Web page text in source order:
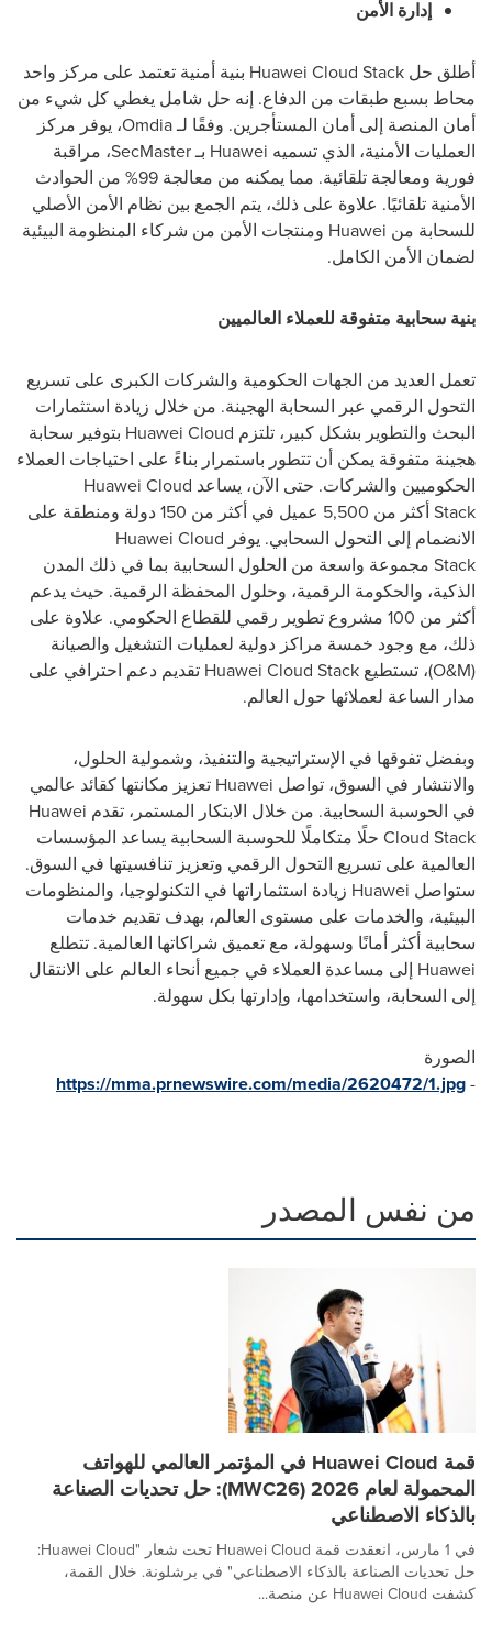
إدارة الأمن
أطلق حل Huawei Cloud Stack بنية أمنية تعتمد على مركز واحد
محاط بسبع طبقات من الدفاع. إنه حل شامل يغطي كل شيء من
أمان المنصة إلى أمان المستأجرين. وفقًا لـOmdia، يوفر مركز
العمليات الأمنية، الذي تسميه Huawei بـSecMaster، مراقبة
فورية ومعالجة تلقائية. مما يمكنه من معالجة 99% من الحوادث
الأمنية تلقائيًا. علاوة على ذلك، يتم الجمع بين نظام الأمن الأصلي
للسحابة من Huawei ومنتجات الأمن من شركاء المنظومة البيئية
لضمان الأمن الكامل.
بنية سحابية متفوقة للعملاء العالميين
تعمل العديد من الجهات الحكومية والشركات الكبرى على تسريع
التحول الرقمي عبر السحابة الهجينة. من خلال زيادة استثمارات
البحث والتطوير بشكل كبير، تلتزم Huawei Cloud بتوفير سحابة
هجينة متفوقة يمكن أن تتطور باستمرار بناءً على احتياجات العملاء
الحكوميين والشركات. حتى الآن، يساعد Huawei Cloud
Stack
أكثر من 5,500 عميل في أكثر من 150 دولة ومنطقة على
الانضمام إلى التحول السحابي. يوفر Huawei Cloud
Stack مجموعة واسعة من الحلول السحابية بما في ذلك المدن
الذكية، والحكومة الرقمية، وحلول المحفظة الرقمية. حيث يدعم
أكثر من 100 مشروع تطوير رقمي للقطاع الحكومي. علاوة على
ذلك، مع وجود خمسة مراكز دولية لعمليات التشغيل والصيانة
(
O&M)، تستطيع Huawei Cloud Stack تقديم دعم احترافي على
مدار الساعة لعملائها حول العالم.
وبفضل تفوقها في الإستراتيجية والتنفيذ، وشمولية الحلول،
والانتشار في السوق، تواصل Huawei تعزيز مكانتها كقائد عالمي
في الحوسبة السحابية. من خلال الابتكار المستمر، تقدم Huawei
Cloud Stack حلًا متكاملًا للحوسبة السحابية يساعد المؤسسات
العالمية على تسريع التحول الرقمي وتعزيز تنافسيتها في السوق.
ستواصل Huawei زيادة استثماراتها في التكنولوجيا، والمنظومات
البيئية، والخدمات على مستوى العالم، بهدف تقديم خدمات
سحابية أكثر أمانًا وسهولة، مع تعميق شراكاتها العالمية. تتطلع
Huawei إلى مساعدة العملاء في جميع أنحاء العالم على الانتقال
إلى السحابة، واستخدامها، وإدارتها بكل سهولة.
الصورة
-
https://mma.prnewswire.com/media/2620472/1.jpg
من نفس المصدر
قمة Huawei Cloud في المؤتمر العالمي للهواتف
المحمولة لعام 2026 (MWC26): حل تحديات الصناعة
بالذكاء الاصطناعي
في 1 مارس، انعقدت قمة Huawei Cloud تحت شعار "Huawei Cloud:
حل تحديات الصناعة بالذكاء الاصطناعي" في برشلونة. خلال القمة،
كشفت Huawei Cloud عن منصة...